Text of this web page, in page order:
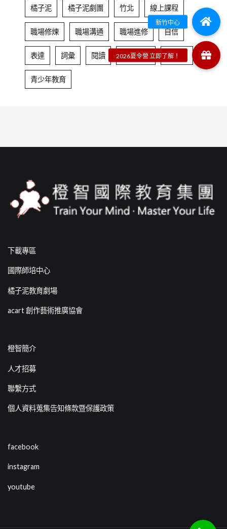
橘子泥 橘子泥劇團 竹北 線上課程
職場修煉 職場溝通 職場進修 自信
表達 詞彙 閱讀 集團總部 青少年
青少年教育
下載專區
國際師培中心
橘子泥教育劇場
acart 創作藝術推廣協會
橙智簡介
人才招募
聯繫方式
個人資料蒐集告知條款暨保護政策
facebook
instagram
youtube